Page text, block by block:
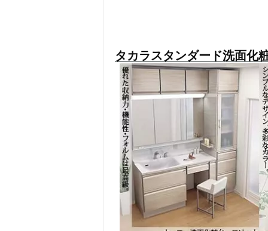
タカラスタンダード洗面化